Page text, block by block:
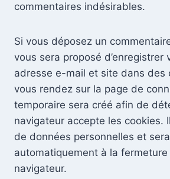
commentaires indésirables.
Si vous déposez un
vous sera proposé d’enregistrer
adresse e-mail et site dans des
vous rendez sur la page de
temporaire sera créé afin de
navigateur accepte les cookies.
de données personnelles et
automatiquement à la
navigateur.